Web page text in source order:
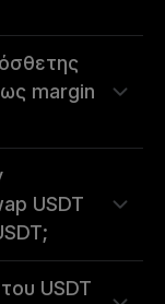
margin
USDT
USDT